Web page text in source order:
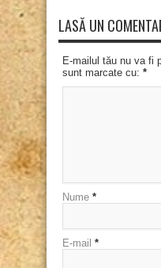
LASĂ UN
E-mailul tău nu va fi
sunt marcate cu: *
Nume *
E-mail *